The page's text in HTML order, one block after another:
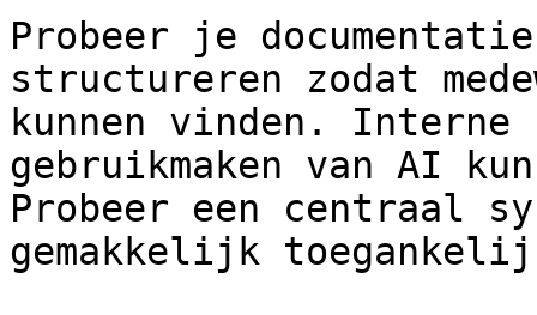
Probeer je
structureren zodat
kunnen vinden. Interne
gebruikmaken van AI
Probeer een centraal
gemakkelijk